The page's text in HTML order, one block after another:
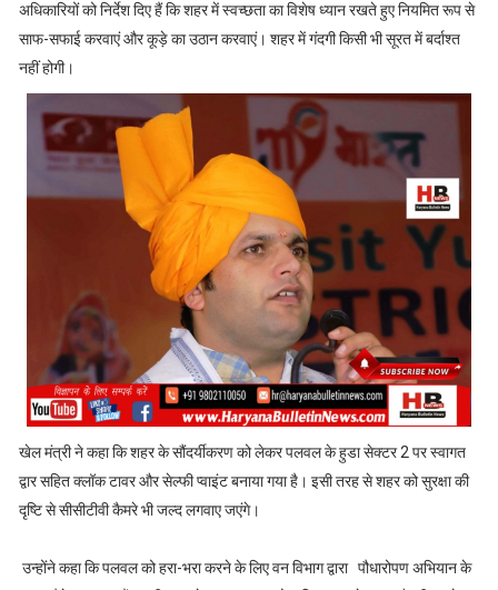
अधिकारियों को निर्देश दिए हैं कि शहर में स्वच्छता का विशेष ध्यान रखते हुए नियमित रूप से
साफ-सफाई करवाएं और कूड़े का उठान करवाएं। शहर में गंदगी किसी भी सूरत में बर्दाश्त
नहीं होगी।
खेल मंत्री ने कहा कि शहर के सौंदर्यीकरण को लेकर पलवल के हुडा सेक्टर 2 पर स्वागत
द्वार सहित क्लॉक टावर और सेल्फी प्वाइंट बनाया गया है। इसी तरह से शहर को सुरक्षा की
दृष्टि से सीसीटीवी कैमरे भी जल्द लगवाए जएंगे।
उन्होंने कहा कि पलवल को हरा-भरा करने के लिए वन विभाग द्वारा पौधारोपण अभियान के